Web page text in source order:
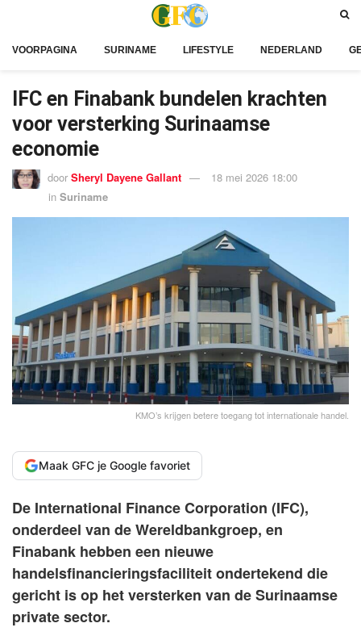
VOORPAGINA SURINAME LIFESTYLE NEDERLAND
IFC en Finabank bundelen krachten
voor versterking Surinaamse
economie
door Sheryl Dayene Gallant
18 mei 2026 18:00
in Suriname
KMO’s krijgen betere toegang tot internationale handel.
Maak GFC je Google favoriet
De International Finance Corporation (IFC),
onderdeel van de Wereldbankgroep, en
Finabank hebben een nieuwe
handelsfinancieringsfaciliteit ondertekend die
gericht is op het versterken van de Surinaamse
private sector.